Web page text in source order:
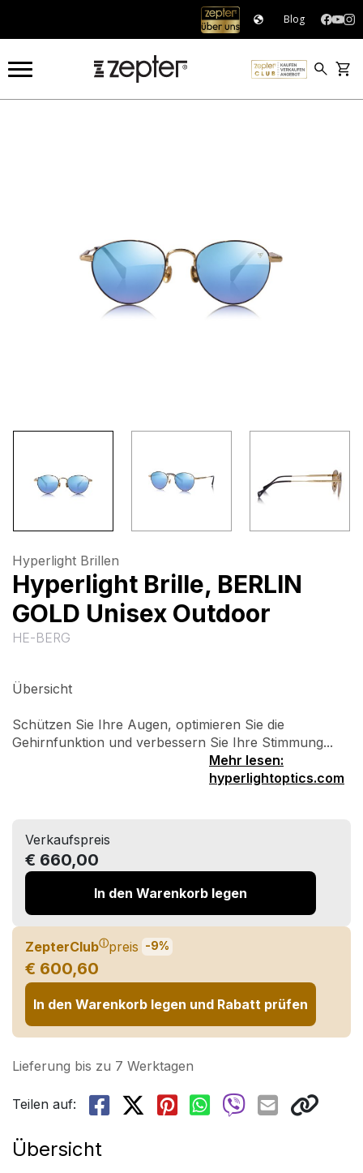
Blog
HYPERLIGHT BRILLE, BERLIN GOLD UNISEX OUTDOOR
Hyperlight Brillen
Hyperlight Brille, BERLIN
GOLD Unisex Outdoor
HE-BERG
Übersicht
Schützen Sie Ihre Augen, optimieren Sie die
Gehirnfunktion und verbessern Sie Ihre Stimmung...
Mehr lesen:
hyperlightoptics.com
Verkaufspreis
€ 660,00
In den Warenkorb legen
ZepterClubⓘpreis -9%
€ 600,60
In den Warenkorb legen und Rabatt prüfen
Lieferung bis zu 7 Werktagen
Teilen auf:
Übersicht